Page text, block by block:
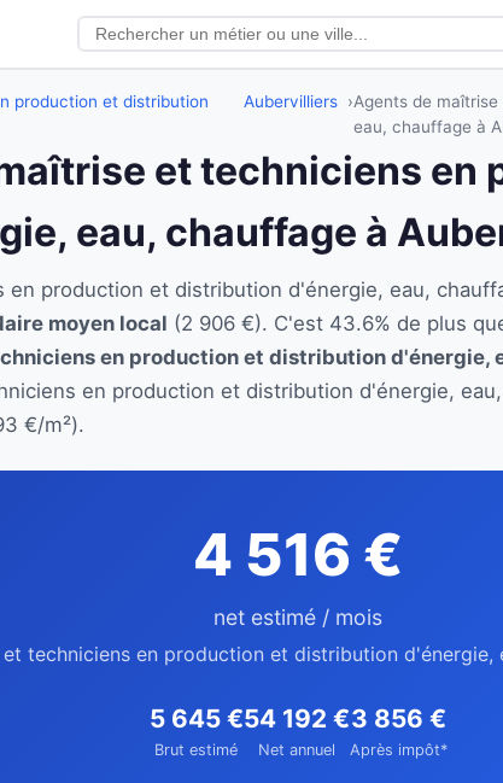
production et distribution
Aubervilliers
Agents de
eau, chauffage à
et techniciens en
eau, chauffage à
production et distribution d'énergie, eau,
moyen local (2 906 €). C'est 43.6% de plus
en production et distribution d'énergie,
en production et distribution d'énergie,
€/m²).
4 516 €
net estimé / mois
techniciens en production et distribution d'énergie,
5 645 €
Brut estimé
54 192 €
Net annuel
3 856 €
Après impôt*